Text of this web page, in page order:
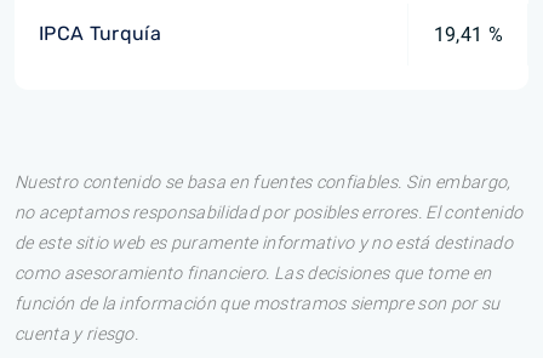
IPCA Turquía 19,41 %
Nuestro contenido se basa en fuentes confiables. Sin embargo,
no aceptamos responsabilidad por posibles errores. El contenido
de este sitio web es puramente informativo y no está destinado
como asesoramiento financiero. Las decisiones que tome en
función de la información que mostramos siempre son por su
cuenta y riesgo.